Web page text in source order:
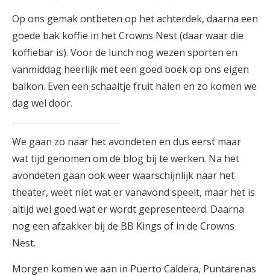
Op ons gemak ontbeten op het achterdek, daarna een
goede bak koffie in het Crowns Nest (daar waar die
koffiebar is). Voor de lunch nog wezen sporten en
vanmiddag heerlijk met een goed boek op ons eigen
balkon. Even een schaaltje fruit halen en zo komen we
dag wel door.
We gaan zo naar het avondeten en dus eerst maar
wat tijd genomen om de blog bij te werken. Na het
avondeten gaan ook weer waarschijnlijk naar het
theater, weet niet wat er vanavond speelt, maar het is
altijd wel goed wat er wordt gepresenteerd. Daarna
nog een afzakker bij de BB Kings of in de Crowns
Nest.
Morgen komen we aan in Puerto Caldera, Puntarenas